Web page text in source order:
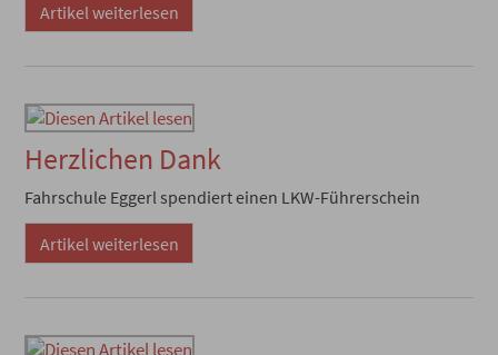
Artikel weiterlesen
Herzlichen Dank
Fahrschule Eggerl spendiert einen LKW-Führerschein
Artikel weiterlesen